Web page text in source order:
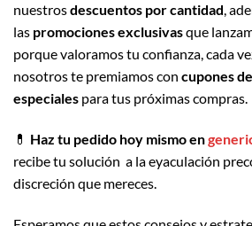
nuestrosdescuentos por cantidad,
las promociones exclusivasque
porque valoramos tu confianza, cada
nosotros te premiamos con cupones
especiales para tus próximas compras.
💊 Haz tu pedido hoy mismo en
recibe tu solución a la eyaculación
discreción que mereces.